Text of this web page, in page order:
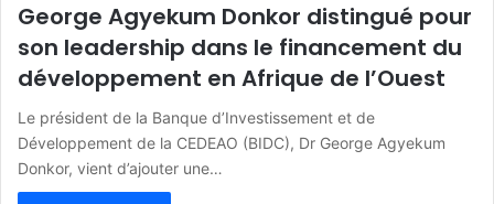
George Agyekum Donkor distingué pour
son leadership dans le financement du
développement en Afrique de l’Ouest
Le président de la Banque d’Investissement et de
Développement de la CEDEAO (BIDC), Dr George Agyekum
Donkor, vient d’ajouter une…